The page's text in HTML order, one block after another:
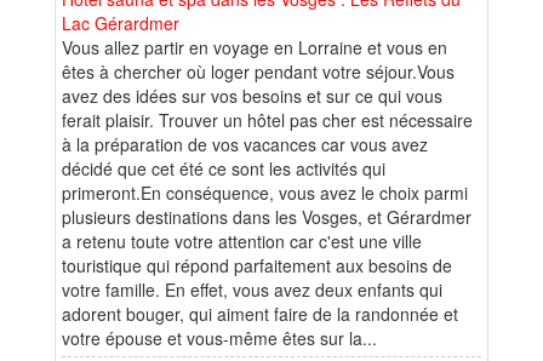
Lac Gérardmer
Vous allez partir en voyage en Lorraine et vous en
êtes à chercher où loger pendant votre séjour.Vous
avez des idées sur vos besoins et sur ce qui vous
ferait plaisir. Trouver un hôtel pas cher est nécessaire
à la préparation de vos vacances car vous avez
décidé que cet été ce sont les activités qui
primeront.En conséquence, vous avez le choix parmi
plusieurs destinations dans les Vosges, et Gérardmer
a retenu toute votre attention car c'est une ville
touristique qui répond parfaitement aux besoins de
votre famille. En effet, vous avez deux enfants qui
adorent bouger, qui aiment faire de la randonnée et
votre épouse et vous-même êtes sur la...